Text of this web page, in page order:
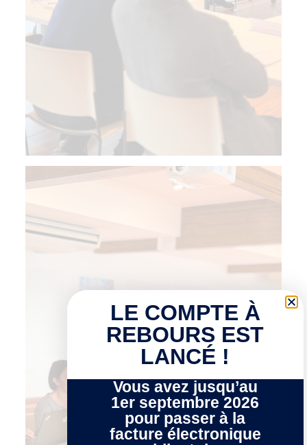
LE COMPTE À
REBOURS EST
LANCÉ !
Vous avez jusqu’au
1er septembre 2026
pour passer à la
facture électronique